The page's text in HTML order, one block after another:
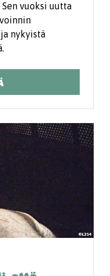
Sen vuoksi uutta
nykyistä